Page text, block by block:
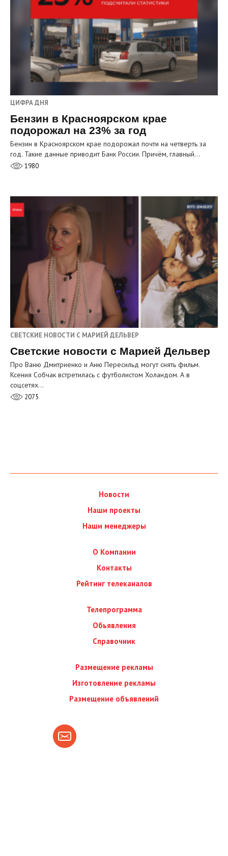
ЦИФРА ДНЯ
Бензин в Красноярском крае
подорожал на 23% за год
Бензин в Красноярском крае подорожал почти на четверть за
год. Такие данные приводит Банк России. Причём, главный…
1980
СВЕТСКИЕ НОВОСТИ С МАРИЕЙ ДЕЛЬВЕР
Светские новости с Марией Дельвер
Про Ваню Дмитриенко и Аню Пересильд могут снять фильм.
Ксения Собчак встретилась с футболистом Холандом. А в
соцсетях…
2075
Новости
Наши проекты
Наши менеджеры
О Компании
Контакты
Рейтинг телеканалов
Телепрограмма
Обьявления
Справочник
Размещение рекламы
Изготовление рекламы
Размещение объявлений